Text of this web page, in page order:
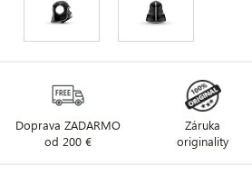
Doprava ZADARMO
od 200 €
Záruka
originality